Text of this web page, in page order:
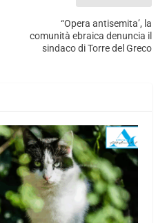
“Opera antisemita’, la
comunità ebraica denuncia il
sindaco di Torre del Greco